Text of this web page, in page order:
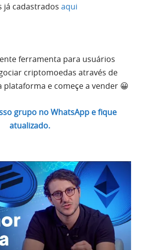
já cadastrados aqui
ferramenta para usuários
criptomoedas através de
plataforma e começe a vender 😀
grupo no WhatsApp e fique
atualizado.